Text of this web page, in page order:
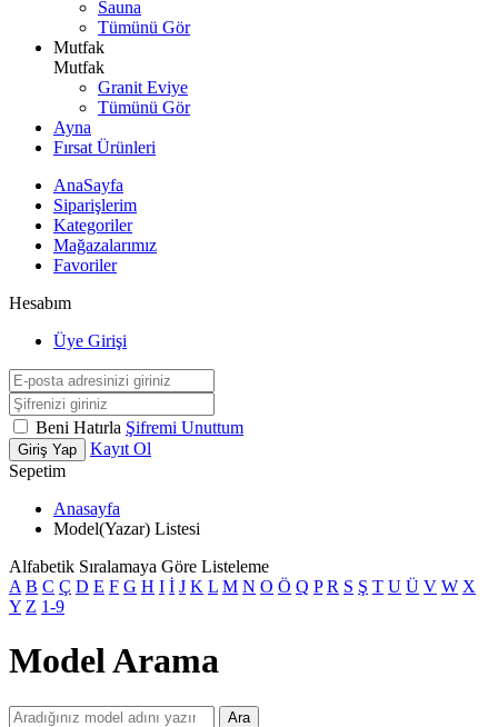
Sauna
Tümünü Gör
Mutfak
Mutfak
Granit Eviye
Tümünü Gör
Ayna
Fırsat Ürünleri
AnaSayfa
Siparişlerim
Kategoriler
Mağazalarımız
Favoriler
Hesabım
Üye Girişi
Beni Hatırla Şifremi Unuttum
Giriş Yap
Kayıt Ol
Sepetim
Anasayfa
Model(Yazar) Listesi
Alfabetik Sıralamaya Göre Listeleme
A B C Ç D E F G H I İ J K L M N O Ö Q P R S Ş T U Ü V W X
Y Z 1-9
Model Arama
Ara